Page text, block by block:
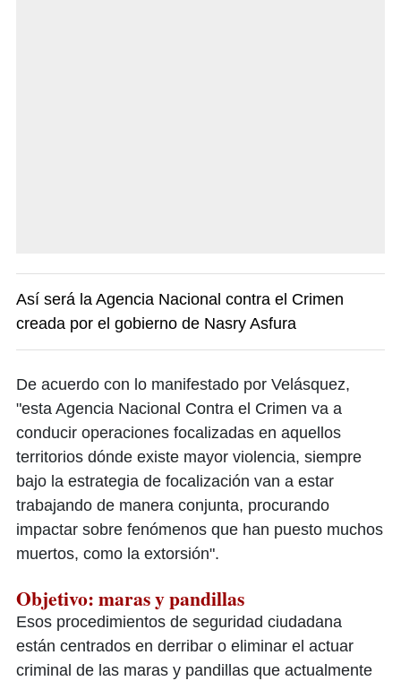
Así será la Agencia Nacional contra el Crimen
creada por el gobierno de Nasry Asfura
De acuerdo con lo manifestado por Velásquez,
"esta Agencia Nacional Contra el Crimen va a
conducir operaciones focalizadas en aquellos
territorios dónde existe mayor violencia, siempre
bajo la estrategia de focalización van a estar
trabajando de manera conjunta, procurando
impactar sobre fenómenos que han puesto muchos
muertos, como la extorsión".
Objetivo: maras y pandillas
Esos procedimientos de seguridad ciudadana
están centrados en derribar o eliminar el actuar
criminal de las maras y pandillas que actualmente